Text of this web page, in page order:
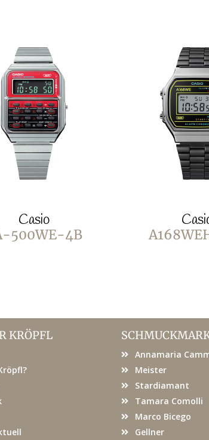
Casio
500WE-4B
KRÖPFL
Annamaria
Meister
Stardiamant
Tamara Comolli
Marco Bicego
Gellner